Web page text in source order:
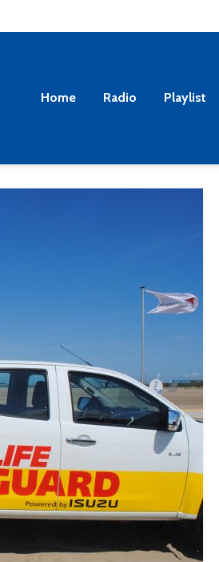
Home Radio Playlist